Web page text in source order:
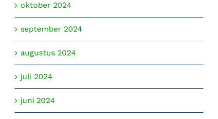
oktober 2024
september 2024
augustus 2024
juli 2024
juni 2024